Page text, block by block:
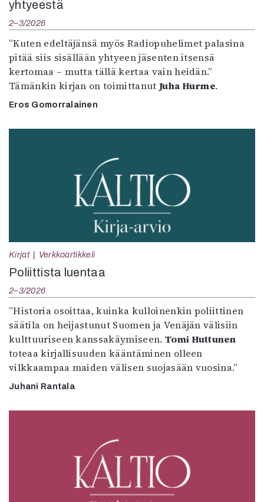
yhtyeestä
2–3/2026
”Kuten edeltäjänsä myös Radiopuhelimet palasina
pitää siis sisällään yhtyeen jäsenten itsensä
kertomaa – mutta tällä kertaa vain heidän.”
Tämänkin kirjan on toimittanut Juha Hurme.
Eros Gomorralainen
Kirjat Verkkoartikkeli
Poliittista luentaa
2–3/2026
”Historia osoittaa, kuinka kulloinenkin poliittinen
säätila on heijastunut Suomen ja Venäjän välisiin
kulttuuriseen kanssakäymiseen. Tomi Huttunen
toteaa kirjallisuuden kääntäminen olleen
vilkkaampaa maiden välisen suojasään vuosina.”
Juhani Rantala